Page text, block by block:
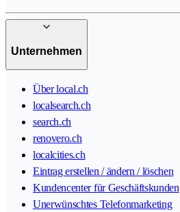
Unternehmen
Über local.ch
localsearch.ch
search.ch
renovero.ch
localcities.ch
Eintrag erstellen / ändern / löschen
Kundencenter für Geschäftskunden
Unerwünschtes Telefonmarketing